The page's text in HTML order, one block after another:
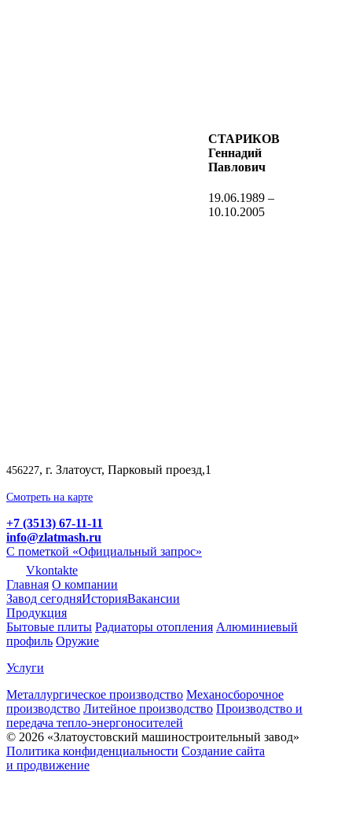
СТАРИКОВ
Геннадий
Павлович
19.06.1989 –
10.10.2005
456227, г. Златоуст, Парковый проезд,1
Смотреть на карте
+7 (3513) 67-11-11
info@zlatmash.ru
С пометкой «Официальный запрос»
Vkontakte
Главная О компании
Завод сегодняИсторияВакансии
Продукция
Бытовые плиты Радиаторы отопления Алюминиевый
профиль Оружие
Услуги
Металлургическое производство Механосборочное
производство Литейное производство Производство и
передача тепло-энергоносителей
© 2026 «Златоустовский машиностроительный завод»
Политика конфиденциальности Создание сайта
и продвижение